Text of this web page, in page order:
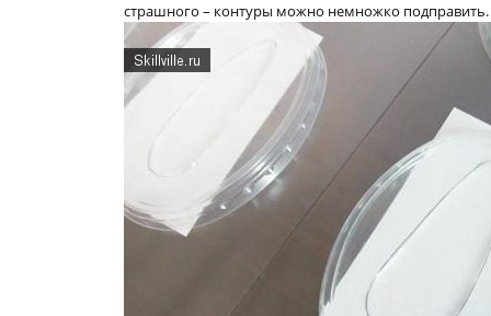
страшного – контуры можно немножко подправить.